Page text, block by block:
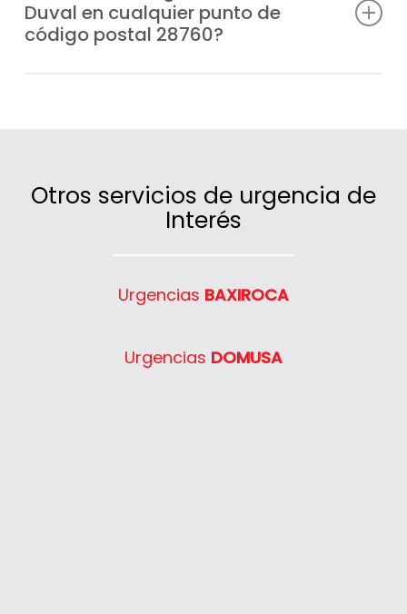
festivos, para que nunca te veas sin
calefacción o agua caliente.
Duval en cualquier punto de
código postal 28760?
Otros servicios de urgencia de
Interés
Urgencias BAXIROCA
Urgencias DOMUSA